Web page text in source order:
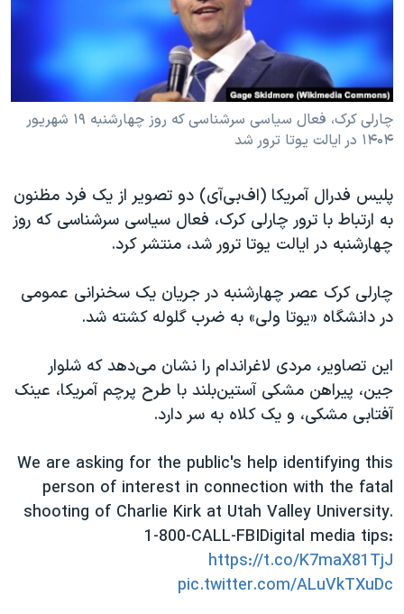
فرهنگ و زندگی
حقوق شهروندی
اقتصادی
علم و فناوری
اسرائیل در جنگ
آرشیو پخش زنده
مستندها
انتخابات ریاست جمهوری آمریکا ۲۰۲۴
حمله جمهوری اسلامی به اسرائیل
رمز مهسا
ورزش زنان در ایران
مجموعه مستندهای دادخواهی
تریبونال مردمی آبان ۹۸
چهل سال گروگان‌گیری
اعتراضات مردمی آبان ۹۸
اسرائیل در جنگ
همایش محافظه‌کاران آمریکا «سی‌پک»
صفحه‌های ویژه
سفر پرزیدنت ترامپ به چین
دنبال کنید
زبانهای مختلف
چارلی کرک، فعال سیاسی سرشناسی که روز چهارشنبه ۱۹ شهریور
۱۴۰۴ در ایالت یوتا ترور شد
پلیس فدرال آمریکا (اف‌بی‌آی) دو تصویر از یک فرد مظنون
به ارتباط با ترور چارلی کرک، فعال سیاسی سرشناسی که روز
چهارشنبه در ایالت یوتا ترور شد، منتشر کرد.
چارلی کرک عصر چهارشنبه در جریان یک سخنرانی عمومی
در دانشگاه «یوتا ولی» به ضرب گلوله کشته شد.
این تصاویر، مردی لاغراندام را نشان می‌دهد که شلوار
جین، پیراهن مشکی آستین‌بلند با طرح پرچم آمریکا، عینک
آفتابی مشکی، و یک کلاه به سر دارد.
We are asking for the public's help identifying this
person of interest in connection with the fatal
shooting of Charlie Kirk at Utah Valley University.
1-800-CALL-FBIDigital media tips:
https://t.co/K7maX81TjJ
pic.twitter.com/ALuVkTXuDc